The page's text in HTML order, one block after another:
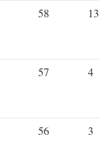
58 13
57 4
56 3